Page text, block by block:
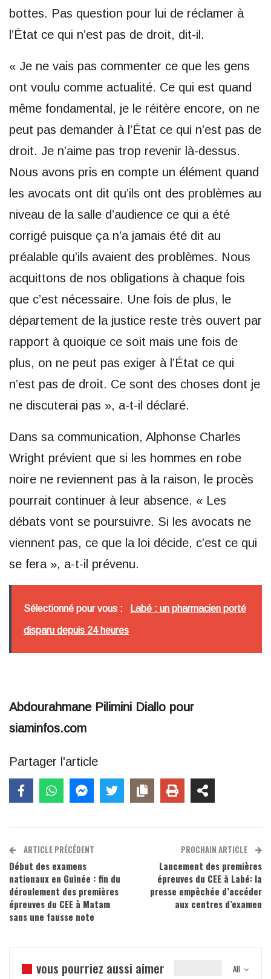
bottes. Pas question pour lui de réclamer à
l’État ce qui n’est pas de droit, dit-il.
« Je ne vais pas commenter ce que les gens
ont voulu comme actualité. Ce qui est quand
même fondamental, je le réitère encore, on ne
peut pas demander à l’État ce qui n’est pas de
droit. Je n’aime pas trop revenir là-dessus.
Nous avons pris en compte un élément quand
les avocats ont dit qu’ils ont des problèmes au
niveau de la salle d’audience ce qui a été
corrigé puisque ça n’a jamais été dit au
préalable qu’ils avaient des problèmes. Nous
acquittons de nos obligations à chaque fois
que c’est nécessaire. Une fois de plus, le
département de la justice reste très ouvert par
rapport à quoique ce soit mais une fois de
plus, on ne peut pas exiger à l’État ce qui
n’est pas de droit. Ce sont des choses dont je
ne discuterai pas », a-t-il déclaré.
Dans sa communication, Alphonse Charles
Wright prévient que si les hommes en robe
noire ne reviennent pas à la raison, le procès
pourrait continuer à leur absence. « Les
débats vont se poursuivre. Si les avocats ne
viennent pas, ce que la loi décide, c’est ce qui
se fera », a-t-il prévenu.
Sélectionné pour vous : Labé : un pharmacien porté
disparu depuis 24 heures
Abdourahmane Pilimini Diallo pour
siaminfos.com
Partager l'article
ARTICLE PRÉCÉDENT
Début des examens
nationaux en Guinée : fin du
déroulement des premières
épreuves du CEE à Matam
sans une fausse note
PROCHAIN ARTICLE
Lancement des premières
épreuves du CEE à Labé: la
presse empêchée d’accéder
aux centres d’examen
All
vous pourriez aussi aimer